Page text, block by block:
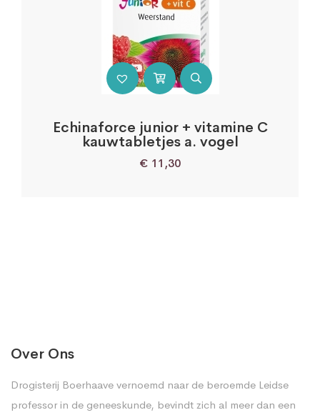
Echinaforce junior + vitamine C
kauwtabletjes a. vogel
€ 11,30
Over Ons
Drogisterij Boerhaave vernoemd naar de beroemde Leidse
professor in de geneeskunde, bevindt zich al meer dan een